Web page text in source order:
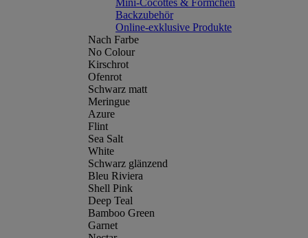
Mini-Cocottes & Förmchen
Backzubehör
Online-exklusive Produkte
Nach Farbe
No Colour
Kirschrot
Ofenrot
Schwarz matt
Meringue
Azure
Flint
Sea Salt
White
Schwarz glänzend
Bleu Riviera
Shell Pink
Deep Teal
Bamboo Green
Garnet